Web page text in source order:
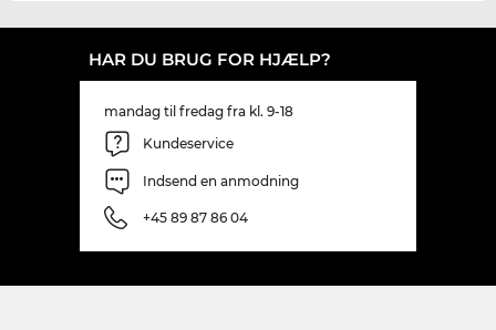
HAR DU BRUG FOR HJÆLP?
mandag til fredag fra kl. 9-18
Kundeservice
Indsend en anmodning
+45 89 87 86 04